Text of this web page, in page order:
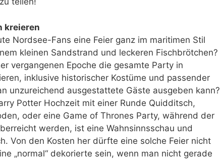
kreieren
Nordsee-Fans eine Feier ganz im maritimen Stil
kleinen Sandstrand und leckeren Fischbrötchen?
vergangenen Epoche die gesamte Party in
inklusive historischer Kostüme und passender
unzureichend ausgestattete Gäste ausgeben kann?
Potter Hochzeit mit einer Runde Quidditsch,
oder eine Game of Thrones Party, während der
werden, ist eine Wahnsinnsschau und
Von den Kosten her dürfte eine solche Feier nicht
„normal“ dekorierte sein, wenn man nicht gerade